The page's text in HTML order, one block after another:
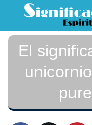
El